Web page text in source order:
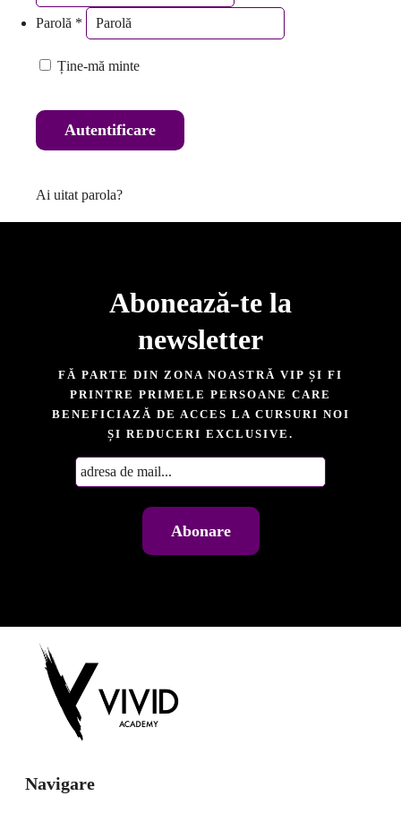
Parolă *
Ține-mă minte
Autentificare
Ai uitat parola?
Abonează-te la
newsletter​
FĂ PARTE DIN ZONA NOASTRĂ VIP ȘI FI
PRINTRE PRIMELE PERSOANE CARE
BENEFICIAZĂ DE ACCES LA CURSURI NOI
ȘI REDUCERI EXCLUSIVE.
Navigare